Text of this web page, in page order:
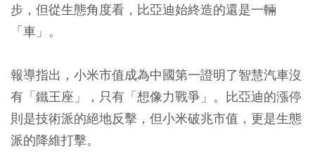
步，但從生態角度看，比亞迪始終造的還是一輛
「車」。
報導指出，小米市值成為中國第一證明了智慧汽車沒
有「鐵王座」，只有「想像力戰爭」。比亞迪的漲停
則是技術派的絕地反擊，但小米破兆市值，更是生態
派的降維打擊。